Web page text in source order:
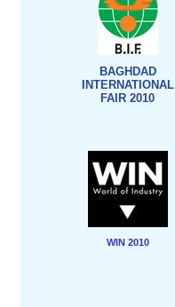
BAGHDAD
INTERNATIONAL
FAIR 2010
WIN 2010